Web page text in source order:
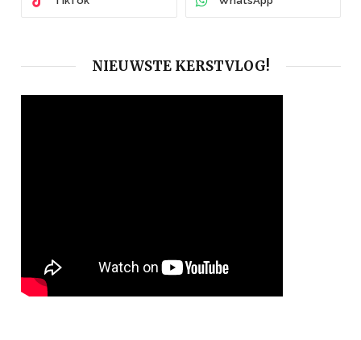
NIEUWSTE KERSTVLOG!